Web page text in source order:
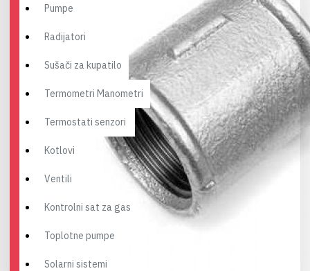
Pumpe
Radijatori
Sušači za kupatilo
Termometri Manometri
Termostati senzori
Kotlovi
Ventili
Kontrolni sat za gas
Toplotne pumpe
Solarni sistemi